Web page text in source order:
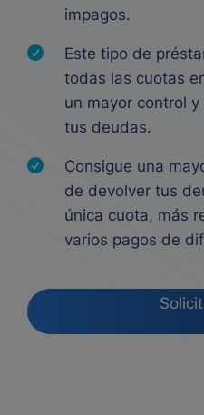
impagos.
Este tipo de
todas las cuotas
un mayor control
tus deudas.
Consigue una
de devolver tus
única cuota, más
varios pagos de